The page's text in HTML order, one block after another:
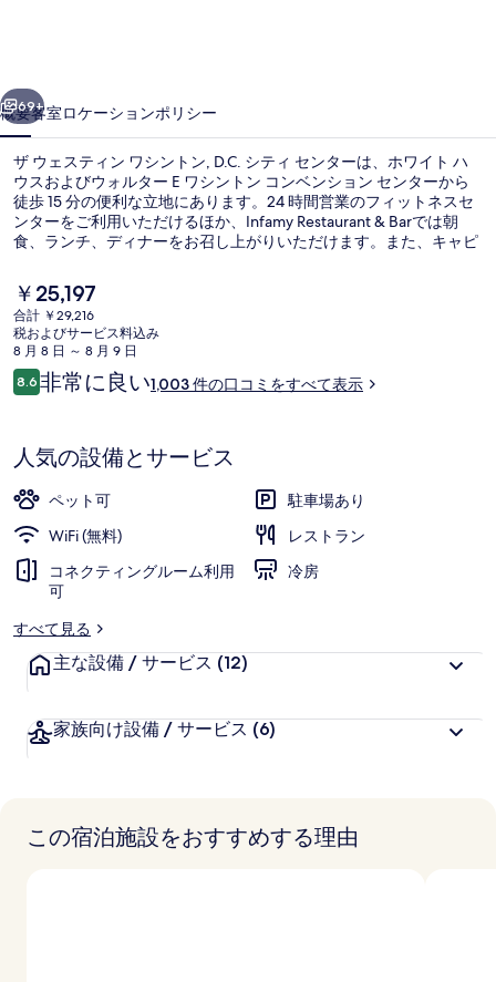
ワ
シ
ン
ト
ン,
D.C.
シ
テ
ィ
ン
タ
ー
の
真
次へ
69+
概要客室ロケーションポリシー
ザ ウェスティン ワシントン, D.C. シティ センターは、ホワイト ハ
ウスおよびウォルター E ワシントン コンベンション センターから
徒歩 15 分の便利な立地にあります。24 時間営業のフィットネスセ
ンターをご利用いただけるほか、Infamy Restaurant & Barでは朝
食、ランチ、ディナーをお召し上がりいただけます。また、キャピ
ります。親切なスタッフやロケーションが旅行者の高い評価を得て
います。この宿泊施設からは歩いてすぐ公共交通機関を利用できま
す。地下鉄 マクファーソン スクエア駅までは 7 分、地下鉄 ファラ
ガット北駅までは 9 分です。
現
在
の
料
金
は
す
￥25,197
合計 ￥29,216
税およびサービス料込み
8 月 8 日 ～ 8 月 9 日
口
コ
8.610段階中8.6
非常に良い1,003 件の口コミをすべて表示
人気の設備とサービス
ペット可
駐車場あり
WiFi (無料)
レストラン
コネクティングルーム利用
可
冷房
すべて見る
主な設備 / サービス (12)
家族向け設備 / サービス (6)
この宿泊施設をおすすめする理由